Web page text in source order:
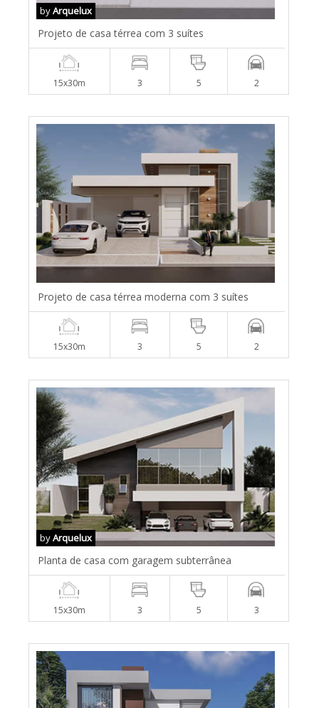
byArquelux
Projeto de casa térrea com 3 suítes
15x30m 3 5 2
Projeto de casa térrea moderna com 3 suítes
15x30m 3 5 2
byArquelux
Planta de casa com garagem subterrânea
15x30m 3 5 3